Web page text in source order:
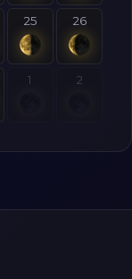
25 26
1 2